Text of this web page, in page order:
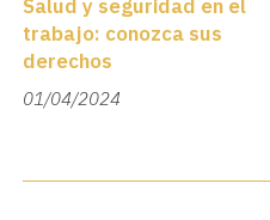
Salud y seguridad en el
trabajo: conozca sus
derechos
01/04/2024